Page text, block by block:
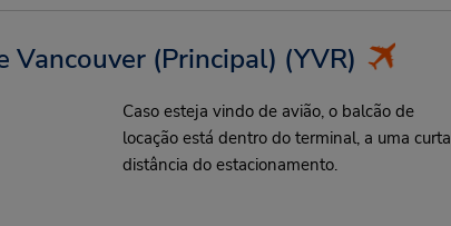
(Principal) (YVR)
Caso esteja vindo de avião, o balcão de
locação está dentro do terminal, a uma curta
distância do estacionamento.